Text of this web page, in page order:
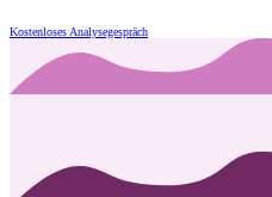
Kostenloses Analysegespräch